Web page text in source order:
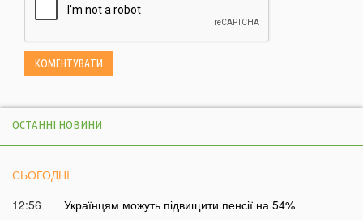
ОСТАННІ НОВИНИ
СЬОГОДНІ
12:56
Українцям можуть підвищити пенсії на 54%